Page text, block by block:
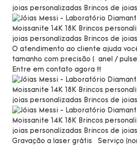
O atendimento ao cliente ajuda
tamanho com precisão ( anel /
Entre em contato agora !!!
Gravação a laser grátis
Serviço